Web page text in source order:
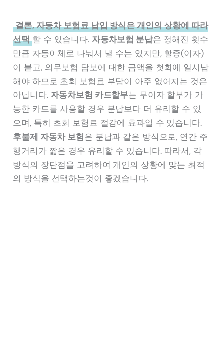
결론, 자동차 보험료 납입 방식은 개인의 상황에 따라
선택 할 수 있습니다. 자동차보험 분납은 정해진 횟수
만큼 자동이체로 나눠서 낼 수는 있지만, 할증(이자)
이 붙고, 의무보험 담보에 대한 금액을 첫회에 일시납
해야 하므로 초회 보험료 부담이 아주 없어지는 것은
아닙니다. 자동차보험 카드할부는 무이자 할부가 가
능한 카드를 사용할 경우 분납보다 더 유리할 수 있
으며, 특히 초회 보험료 절감에 효과일 수 있습니다.
후불제 자동차 보험은 분납과 같은 방식으로, 연간 주
행거리가 짧은 경우 유리할 수 있습니다. 따라서, 각
방식의 장단점을 고려하여 개인의 상황에 맞는 최적
의 방식을 선택하는것이 좋겠습니다.